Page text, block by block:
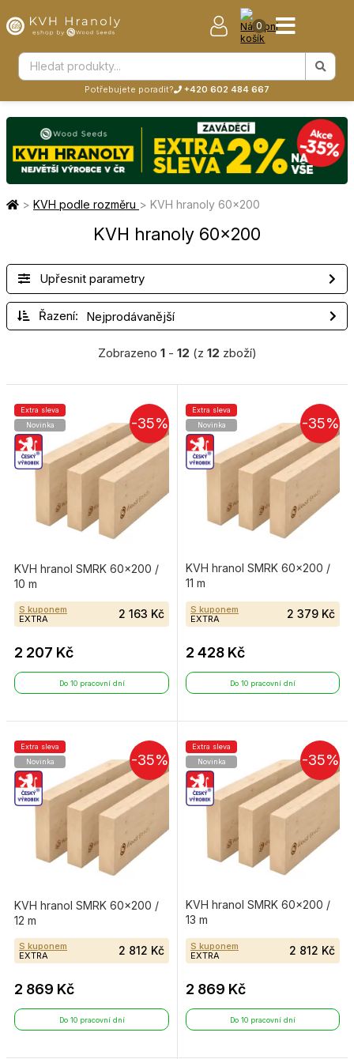
0
Potřebujete poradit? +420 602 484 667
> KVH podle rozměru > KVH hranoly 60×200
KVH hranoly 60×200
Upřesnit parametry
Řazení:
Zobrazeno 1- 12 (z 12 zboží)
-35%
Extra sleva
Novinka
KVH hranol SMRK 60×200 /
10 m
S kuponem
EXTRA
2 163 Kč
2 207 Kč
Do 10 pracovní dní
-35%
Extra sleva
Novinka
KVH hranol SMRK 60×200 /
11 m
S kuponem
EXTRA
2 379 Kč
2 428 Kč
Do 10 pracovní dní
-35%
Extra sleva
Novinka
KVH hranol SMRK 60×200 /
12 m
S kuponem
EXTRA
2 812 Kč
2 869 Kč
Do 10 pracovní dní
-35%
Extra sleva
Novinka
KVH hranol SMRK 60×200 /
13 m
S kuponem
EXTRA
2 812 Kč
2 869 Kč
Do 10 pracovní dní